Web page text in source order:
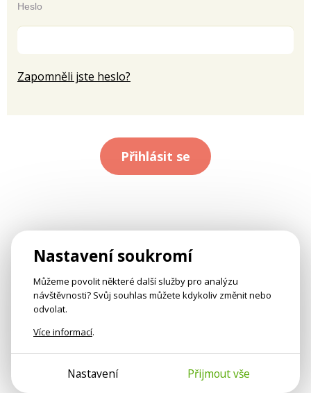
Heslo
Zapomněli jste heslo?
Přihlásit se
Nastavení soukromí
Můžeme povolit některé další služby pro analýzu
návštěvnosti? Svůj souhlas můžete kdykoliv změnit nebo
odvolat.
Více informací.
Nastavení Přijmout vše